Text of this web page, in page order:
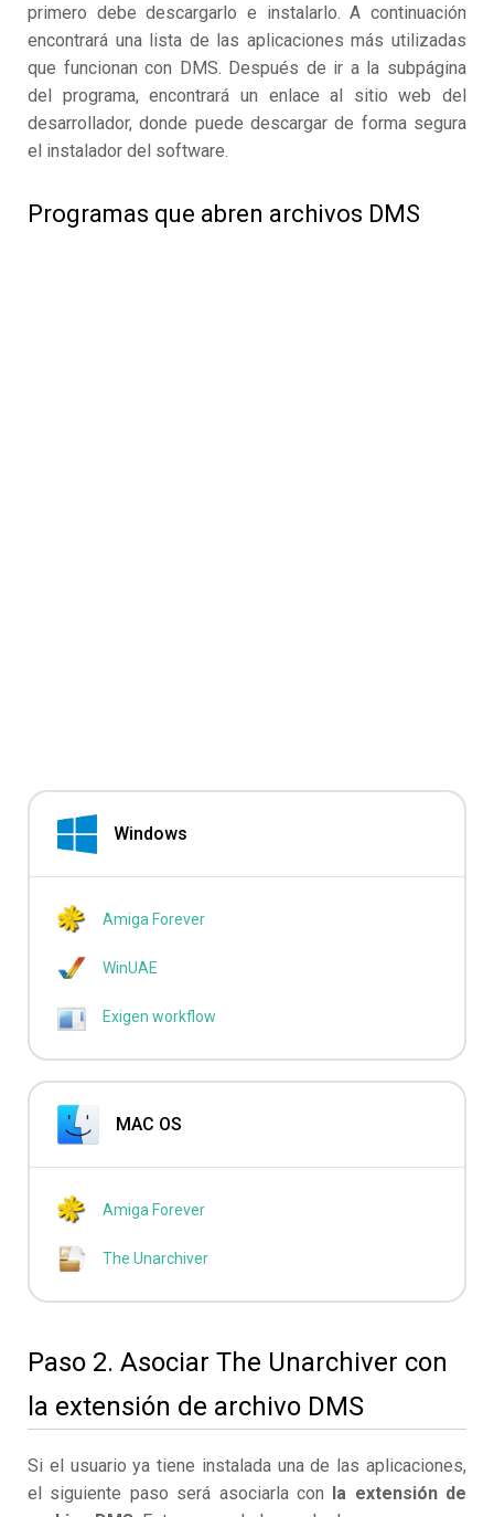
primero debe descargarlo e instalarlo. A continuación
encontrará una lista de las aplicaciones más utilizadas
que funcionan con DMS. Después de ir a la subpágina
del programa, encontrará un enlace al sitio web del
desarrollador, donde puede descargar de forma segura
el instalador del software.
Programas que abren archivos DMS
Windows
Amiga Forever
WinUAE
Exigen workflow
MAC OS
Amiga Forever
The Unarchiver
Paso 2. Asociar The Unarchiver con
la extensión de archivo DMS
Si el usuario ya tiene instalada una de las aplicaciones,
el siguiente paso será asociarla con la extensión de